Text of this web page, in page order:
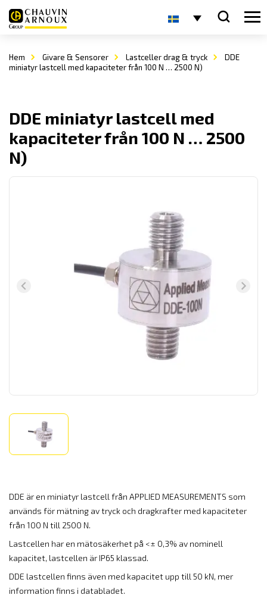
Hem Givare & Sensorer Lastceller drag & tryck
DDE
miniatyr lastcell med kapaciteter från 100 N … 2500 N)
DDE miniatyr lastcell med
kapaciteter från 100 N … 2500
N)
DDE är en miniatyr lastcell från APPLIED MEASUREMENTS som
används för mätning av tryck och dragkrafter med kapaciteter
från 100 N till 2500 N.
Lastcellen har en mätosäkerhet på <± 0,3% av nominell
kapacitet, lastcellen är IP65 klassad.
DDE lastcellen finns även med kapacitet upp till 50 kN, mer
information finns i databladet.